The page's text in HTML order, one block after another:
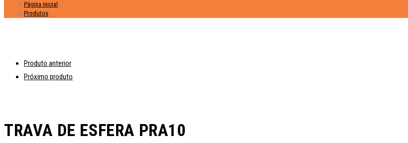
Página inicial >
Produtos
Produto anterior
Próximo produto
TRAVA DE ESFERA PRA10